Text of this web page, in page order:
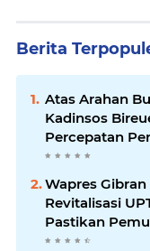
Berita
Atas Arahan
Kadinsos
Percepatan
Intens
Kemensos
Wapres
Revitalisasi
Pastikan
Pascabencana